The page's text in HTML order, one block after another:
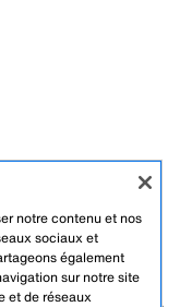
notre contenu et nos
sociaux et
également
sur notre site
et de réseaux